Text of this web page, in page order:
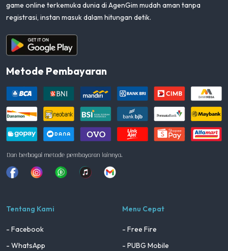
game online terkemuka dunia di AgenGim mudah aman tanpa
registrasi, instan masuk dalam hitungan detik.
Aplikasi Android
Metode Pembayaran
FacebookInstagramWhatsapp
Tiktok youtube
Tentang Kami
- Facebook
- WhatsApp
Menu Cepat
- Free Fire
- PUBG Mobile